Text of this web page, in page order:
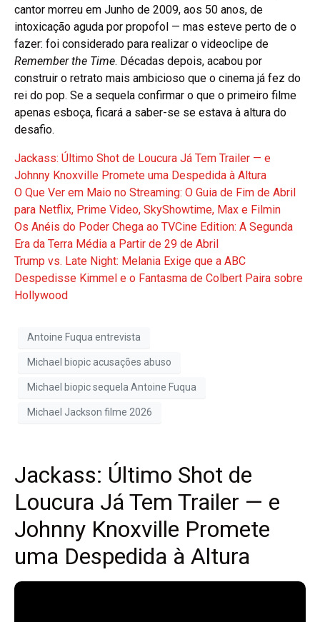
cantor morreu em Junho de 2009, aos 50 anos, de
intoxicação aguda por propofol — mas esteve perto de o
fazer: foi considerado para realizar o videoclipe de
Remember the Time. Décadas depois, acabou por
construir o retrato mais ambicioso que o cinema já fez do
rei do pop. Se a sequela confirmar o que o primeiro filme
apenas esboça, ficará a saber-se se estava à altura do
desafio.
Jackass: Último Shot de Loucura Já Tem Trailer — e
Johnny Knoxville Promete uma Despedida à Altura
O Que Ver em Maio no Streaming: O Guia de Fim de Abril
para Netflix, Prime Video, SkyShowtime, Max e Filmin
Os Anéis do Poder Chega ao TVCine Edition: A Segunda
Era da Terra Média a Partir de 29 de Abril
Trump vs. Late Night: Melania Exige que a ABC
Despedisse Kimmel e o Fantasma de Colbert Paira sobre
Hollywood
Antoine Fuqua entrevista
Michael biopic acusações abuso
Michael biopic sequela Antoine Fuqua
Michael Jackson filme 2026
Jackass: Último Shot de
Loucura Já Tem Trailer — e
Johnny Knoxville Promete
uma Despedida à Altura